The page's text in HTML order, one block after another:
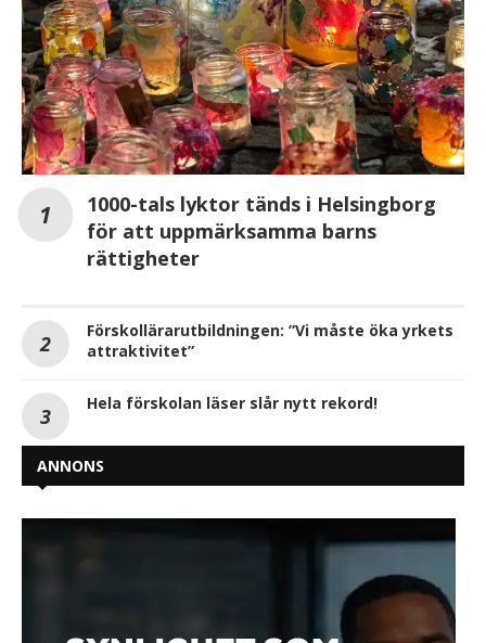
1000-tals lyktor tänds i Helsingborg
för att uppmärksamma barns
rättigheter
Förskollärarutbildningen: ”Vi måste öka yrkets
attraktivitet”
Hela förskolan läser slår nytt rekord!
ANNONS